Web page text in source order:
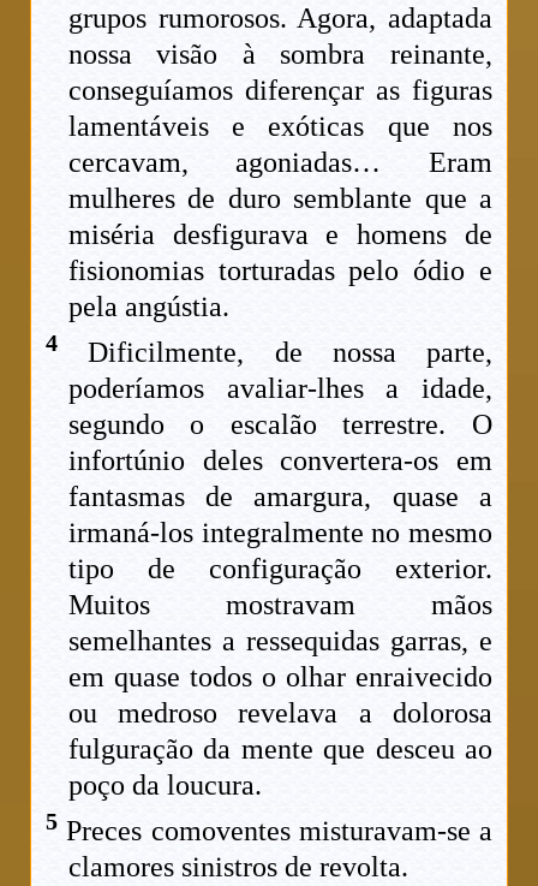
grupos rumorosos. Agora, adaptada
nossa visão à sombra reinante,
conseguíamos diferençar as figuras
lamentáveis e exóticas que nos
cercavam, agoniadas… Eram
mulheres de duro semblante que a
miséria desfigurava e homens de
fisionomias torturadas pelo ódio e
pela angústia.
4 Dificilmente, de nossa parte,
poderíamos avaliar-lhes a idade,
segundo o escalão terrestre. O
infortúnio deles convertera-os em
fantasmas de amargura, quase a
irmaná-los integralmente no mesmo
tipo de configuração exterior.
Muitos mostravam mãos
semelhantes a ressequidas garras, e
em quase todos o olhar enraivecido
ou medroso revelava a dolorosa
fulguração da mente que desceu ao
poço da loucura.
5 Preces comoventes misturavam-se a
clamores sinistros de revolta.